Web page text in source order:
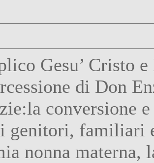
Gesu’ Cristo
di Don
conversione
genitori, familiari
nonna materna,